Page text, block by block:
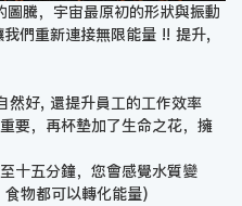
騰，宇宙最原初的形狀與振動
們重新連接無限能量 !! 提升,
然好, 還提升員工的工作效率
要，再杯墊加了生命之花，擁
十五分鐘，您會感覺水質變
物都可以轉化能量)